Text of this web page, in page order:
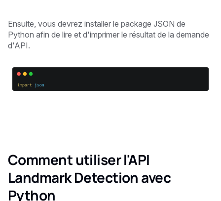
Ensuite, vous devrez installer le package JSON de
Python afin de lire et d'imprimer le résultat de la demande
d'API.
Comment utiliser l'API
Landmark Detection avec
Python